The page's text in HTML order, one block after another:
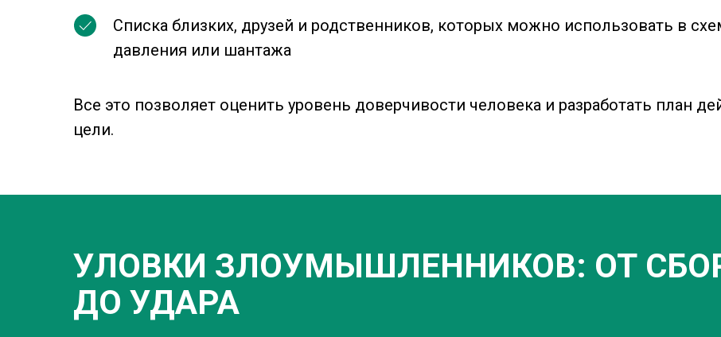
Списка близких, друзей и родственников, которых можно использовать в
давления или шантажа
Все это позволяет оценить уровень доверчивости человека и разработать план
цели.
УЛОВКИ ЗЛОУМЫШЛЕННИКОВ: ОТ
ДО УДАРА